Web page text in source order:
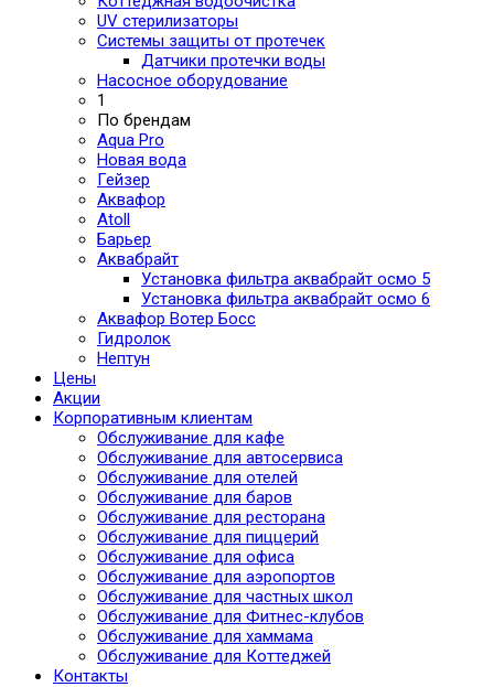
UV стерилизаторы
Системы защиты от протечек
Датчики протечки воды
Насосное оборудование
1
По брендам
Aqua Pro
Новая вода
Гейзер
Аквафор
Atoll
Барьер
Аквабрайт
Установка фильтра аквабрайт осмо 5
Установка фильтра аквабрайт осмо 6
Аквафор Вотер Босс
Гидролок
Нептун
Цены
Акции
Корпоративным клиентам
Обслуживание для кафе
Обслуживание для автосервиса
Обслуживание для отелей
Обслуживание для баров
Обслуживание для ресторана
Обслуживание для пиццерий
Обслуживание для офиса
Обслуживание для аэропортов
Обслуживание для частных школ
Обслуживание для Фитнес-клубов
Обслуживание для хаммама
Обслуживание для Коттеджей
Контакты